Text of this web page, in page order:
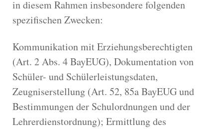
in diesem Rahmen insbesondere folgenden
spezifischen Zwecken:
Kommunikation mit Erziehungsberechtigten
(Art. 2 Abs. 4 BayEUG), Dokumentation von
Schüler- und Schülerleistungsdaten,
Zeugniserstellung (Art. 52, 85a BayEUG und
Bestimmungen der Schulordnungen und der
Lehrerdienstordnung); Ermittlung des